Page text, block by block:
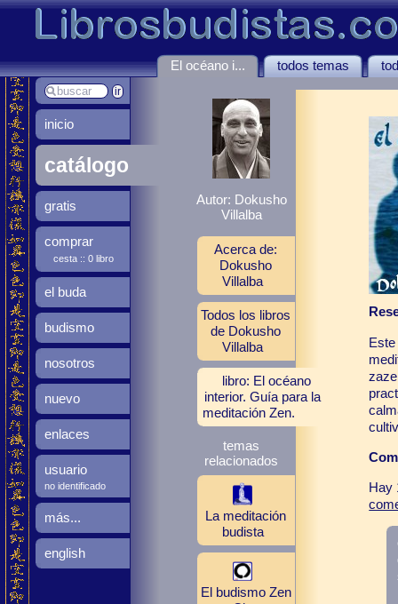
Hay
El océano i... todos temas
Autor: Dokusho
Villalba
Acerca de:
Dokusho
Villalba
Todos los libros
de Dokusho
Villalba
libro: El océano
interior. Guía para la
meditación Zen.
temas
relacionados
La meditación
budista
El budismo Zen
inicio
catálogo
gratis
comprar
cesta :: 0 libro
el buda
budismo
nosotros
nuevo
enlaces
usuario
no identificado
más...
english